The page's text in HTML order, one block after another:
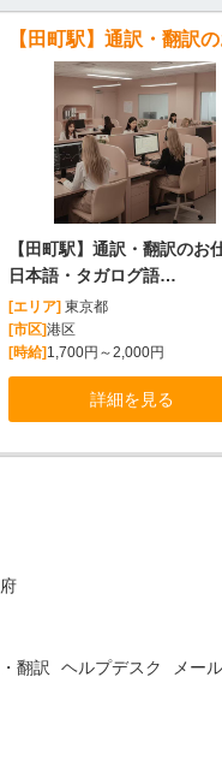
【田町駅】通訳・翻訳のお
日本語・タガログ語…
[エリア] 東京都
[市区]港区
[時給] 1,700円～2,000円
詳細を見る
翻訳 ヘルプデスク メー